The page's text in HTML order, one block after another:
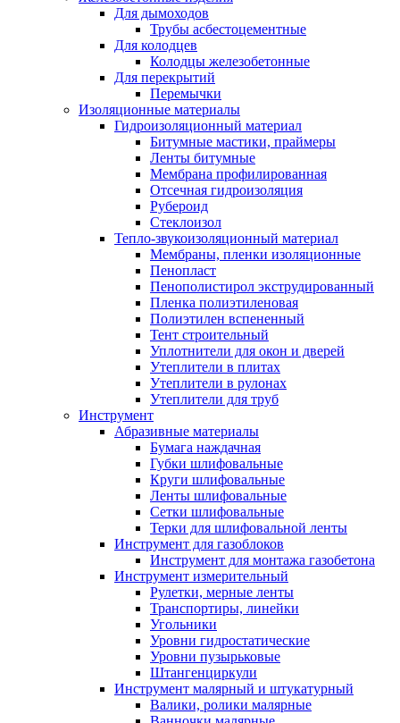
Для дымоходов
Трубы асбестоцементные
Для колодцев
Колодцы железобетонные
Для перекрытий
Перемычки
Изоляционные материалы
Гидроизоляционный материал
Битумные мастики, праймеры
Ленты битумные
Мембрана профилированная
Отсечная гидроизоляция
Рубероид
Стеклоизол
Тепло-звукоизоляционный материал
Мембраны, пленки изоляционные
Пенопласт
Пенополистирол экструдированный
Пленка полиэтиленовая
Полиэтилен вспененный
Тент строительный
Уплотнители для окон и дверей
Утеплители в плитах
Утеплители в рулонах
Утеплители для труб
Инструмент
Абразивные материалы
Бумага наждачная
Губки шлифовальные
Круги шлифовальные
Ленты шлифовальные
Сетки шлифовальные
Терки для шлифовальной ленты
Инструмент для газоблоков
Инструмент для монтажа газобетона
Инструмент измерительный
Рулетки, мерные ленты
Транспортиры, линейки
Угольники
Уровни гидростатические
Уровни пузырьковые
Штангенциркули
Инструмент малярный и штукатурный
Валики, ролики малярные